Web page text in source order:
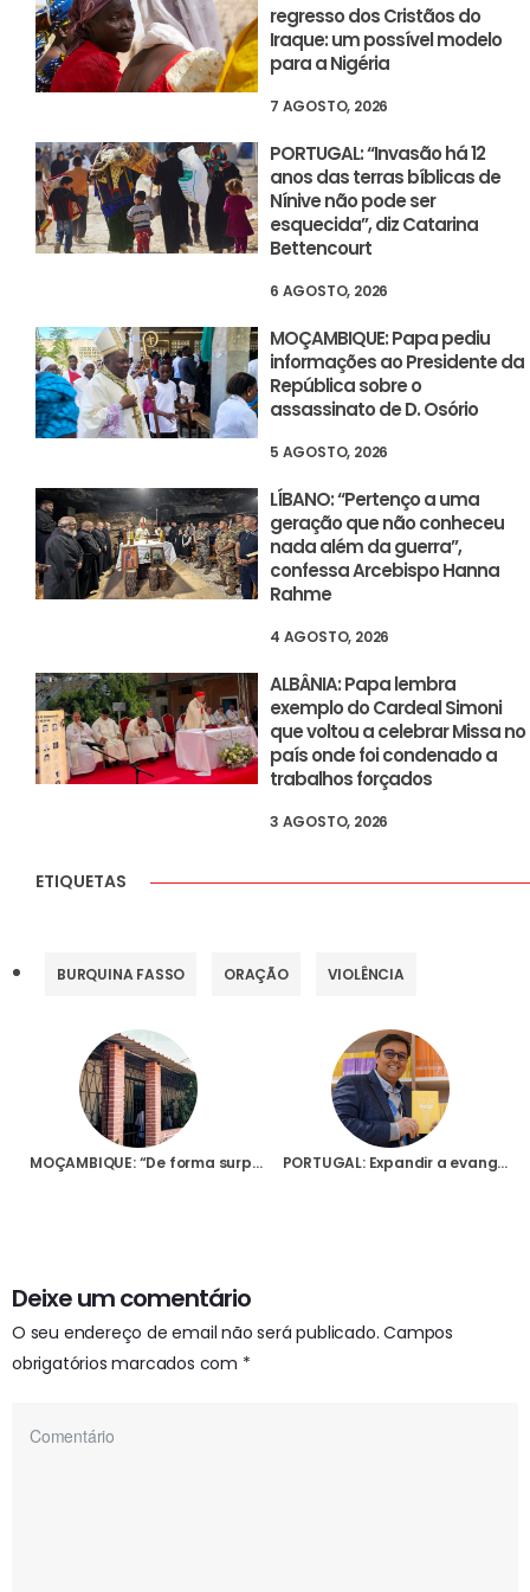
regresso dos Cristãos do
Iraque: um possível modelo
para a Nigéria
7 AGOSTO, 2026
PORTUGAL: “Invasão há 12
anos das terras bíblicas de
Nínive não pode ser
esquecida”, diz Catarina
Bettencourt
6 AGOSTO, 2026
MOÇAMBIQUE: Papa pediu
informações ao Presidente da
República sobre o
assassinato de D. Osório
5 AGOSTO, 2026
LÍBANO: “Pertenço a uma
geração que não conheceu
nada além da guerra”,
confessa Arcebispo Hanna
Rahme
4 AGOSTO, 2026
ALBÂNIA: Papa lembra
exemplo do Cardeal Simoni
que voltou a celebrar Missa no
país onde foi condenado a
trabalhos forçados
3 AGOSTO, 2026
ETIQUETAS
BURQUINA FASSO ORAÇÃO VIOLÊNCIA
MOÇAMBIQUE: “De forma surpreendente” autoridades mandam encerrar a Rádio Encontro, da Arquidiocese de Nampula PORTUGAL: Expandir a evangelização digital é um dos objectivos do novo líder da Fundação YOUCAT
Deixe um comentário
O seu endereço de email não será publicado. Campos
obrigatórios marcados com *